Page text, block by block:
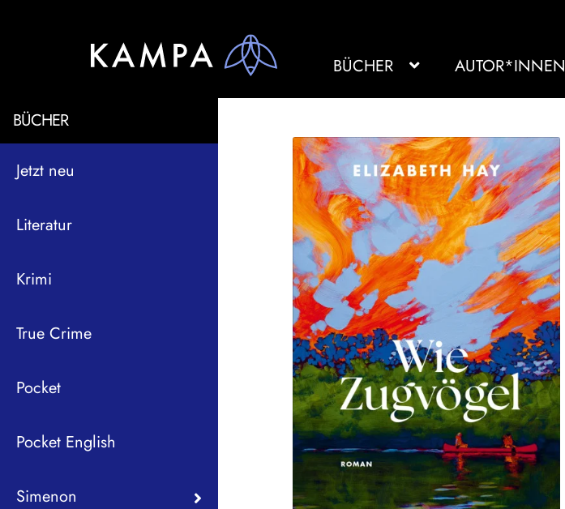
BÜCHER AUTOR*INNEN
BÜCHER
Jetzt neu
Literatur
Krimi
True Crime
Pocket
Pocket English
Simenon